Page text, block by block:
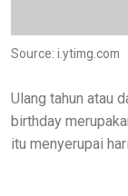
Source: i.ytimg.com
Ulang tahun atau
birthday
itu menyerupai